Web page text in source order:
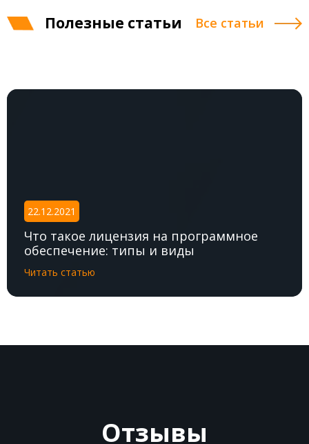
Полезные статьи Все статьи
22.12.2021
Что такое лицензия на программное
обеспечение: типы и виды
Читать статью
Отзывы